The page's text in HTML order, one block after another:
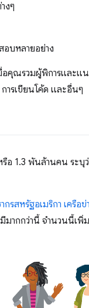
งๆ
อบหลายอย่าง
คุณรวมผู้พิการและแ
รเขียนโค้ด และอื่นๆ
รือ 1.3 พันล้านคน ระ
กรสหรัฐอเมริกา เครือ
ากกว่านี้ จำนวนนี้เพิ่